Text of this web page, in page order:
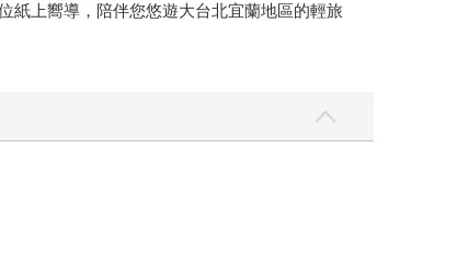
紙上嚮導，陪伴您悠遊大台北宜蘭地區的輕旅